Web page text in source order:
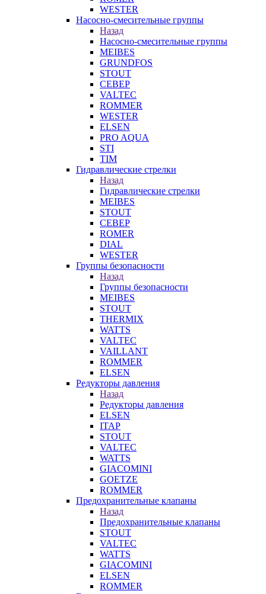
WESTER
Насосно-смесительные группы
Назад
Насосно-смесительные группы
MEIBES
GRUNDFOS
STOUT
СЕВЕР
VALTEC
ROMMER
WESTER
ELSEN
PRO AQUA
STI
TIM
Гидравлические стрелки
Назад
Гидравлические стрелки
MEIBES
STOUT
СЕВЕР
ROMER
DIAL
WESTER
Группы безопасности
Назад
Группы безопасности
MEIBES
STOUT
THERMIX
WATTS
VALTEC
VAILLANT
ROMMER
ELSEN
Редукторы давления
Назад
Редукторы давления
ELSEN
ITAP
STOUT
VALTEC
WATTS
GIACOMINI
GOETZE
ROMMER
Предохранительные клапаны
Назад
Предохранительные клапаны
STOUT
VALTEC
WATTS
GIACOMINI
ELSEN
ROMMER